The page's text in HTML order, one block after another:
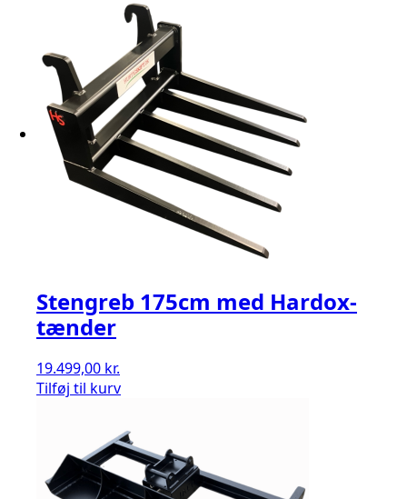
Stengreb 175cm med Hardox-
tænder
19.499,00 kr.
Tilføj til kurv